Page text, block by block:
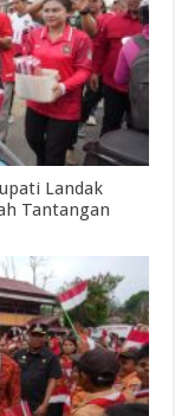
Landak
Tantangan